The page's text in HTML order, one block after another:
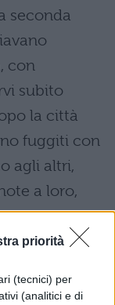
priorità
(tecnici) per
(analitici e di
seconda
con
subito
la città
fuggiti con
agli altri,
a loro,
avevano
loro buona
che